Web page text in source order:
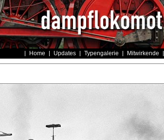
Home Updates Typengalerie Mitwirkende